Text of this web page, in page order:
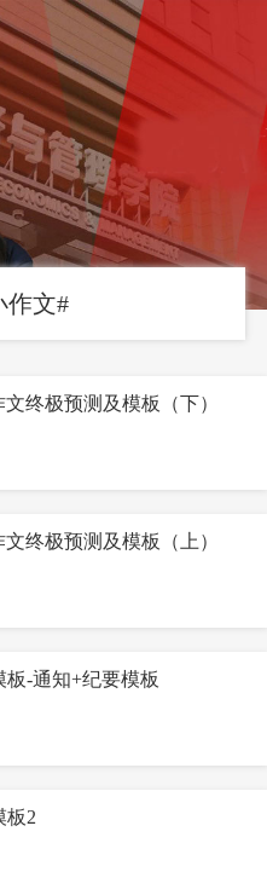
作文#
终极预测及模板（下）
终极预测及模板（上）
-通知+纪要模板
板2